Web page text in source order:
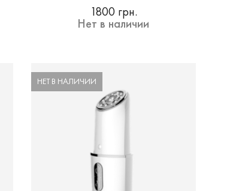
1800 грн.
Нет в наличии
НЕТ В НАЛИЧИИ